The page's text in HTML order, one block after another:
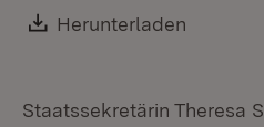
Download:
Herunterladen
Staatssekretärin Theresa